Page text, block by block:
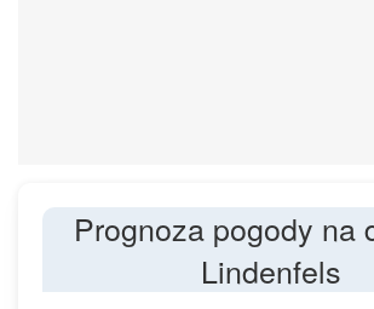
Prognoza pogody na
Lindenfels